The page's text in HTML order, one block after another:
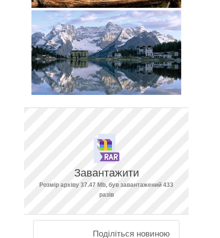
Завантажити
Розмір архіву 37.47 Mb, був завантажений 433
разів
Поділіться новиною